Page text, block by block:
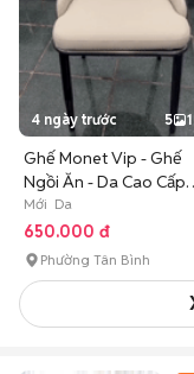
4 ngày trước 5 1
Ghế Monet Vip - Ghế
Ngồi Ăn - Da Cao Cấp
Nhập Khẩu
Mới Da
650.000 đ
Phường Tân Bình